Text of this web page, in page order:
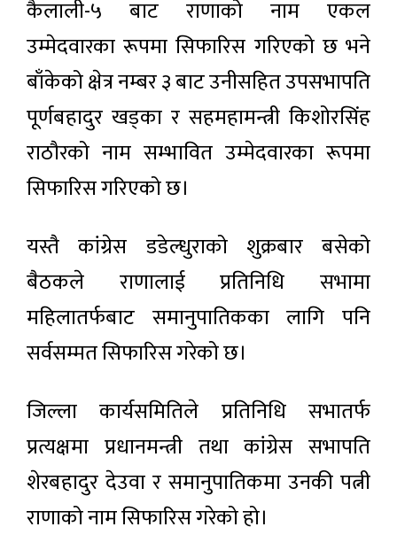
कैलाली-५ बाट राणाको नाम एकल
उम्मेदवारका रूपमा सिफारिस गरिएको छ भने
बाँकेको क्षेत्र नम्बर ३ बाट उनीसहित उपसभापति
पूर्णबहादुर खड्का र सहमहामन्त्री किशोरसिंह
राठौरको नाम सम्भावित उम्मेदवारका रूपमा
सिफारिस गरिएको छ।
यस्तै कांग्रेस डडेल्धुराको शुक्रबार बसेको
बैठकले राणालाई प्रतिनिधि सभामा
महिलातर्फबाट समानुपातिकका लागि पनि
सर्वसम्मत सिफारिस गरेको छ।
जिल्ला कार्यसमितिले प्रतिनिधि सभातर्फ
प्रत्यक्षमा प्रधानमन्त्री तथा कांग्रेस सभापति
शेरबहादुर देउवा र समानुपातिकमा उनकी पत्नी
राणाको नाम सिफारिस गरेको हो।